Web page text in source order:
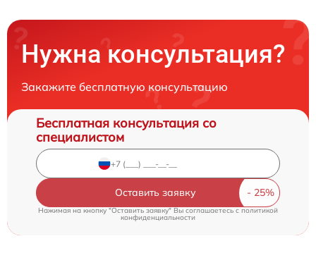
Нужна консультация?
Закажите бесплатную консультацию
Бесплатная консультация со
специалистом
Оставить заявку
Нажимая на кнопку "Оставить заявку" Вы соглашаетесь cполитикой
конфиденциальности